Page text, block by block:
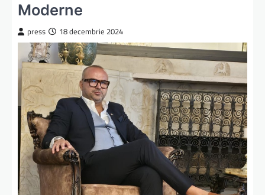
Moderne
press 18 decembrie 2024